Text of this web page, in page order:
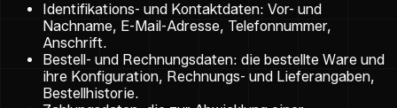
Identifikations- und Kontaktdaten: Vor- und
Nachname, E-Mail-Adresse, Telefonnummer,
Anschrift.
Bestell- und Rechnungsdaten: die bestellte Ware und
ihre Konfiguration, Rechnungs- und Lieferangaben,
Bestellhistorie.